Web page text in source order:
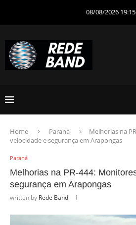
08/08/2026 19:15
Home Paraná
Melhorias na
velocidade e segurança em Arapongas
Paraná
Melhorias na PR-444:
segurança em Arapongas
written by Rede Band